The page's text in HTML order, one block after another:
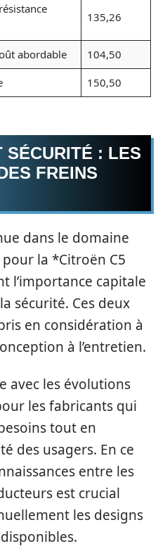
135,26
abordable
104,50
150,50
SÉCURITÉ : LES
FREINS
dans le domaine
la *Citroën C5
l’importance capitale
sécurité. Ces deux
en considération à
à l’entretien.
avec les évolutions
les fabricants qui
tout en
des usagers. En ce
entre les
est crucial
les designs